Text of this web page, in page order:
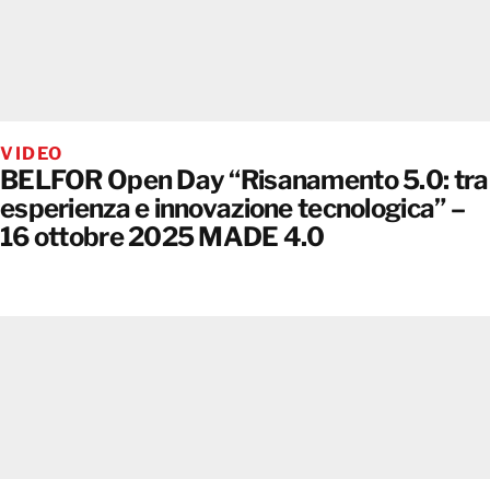
VIDEO
BELFOR Open Day “Risanamento 5.0: tra
esperienza e innovazione tecnologica” –
16 ottobre 2025 MADE 4.0